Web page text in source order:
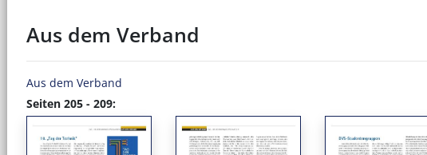
Aus dem Verband
Aus dem Verband
Seiten 205 - 209: